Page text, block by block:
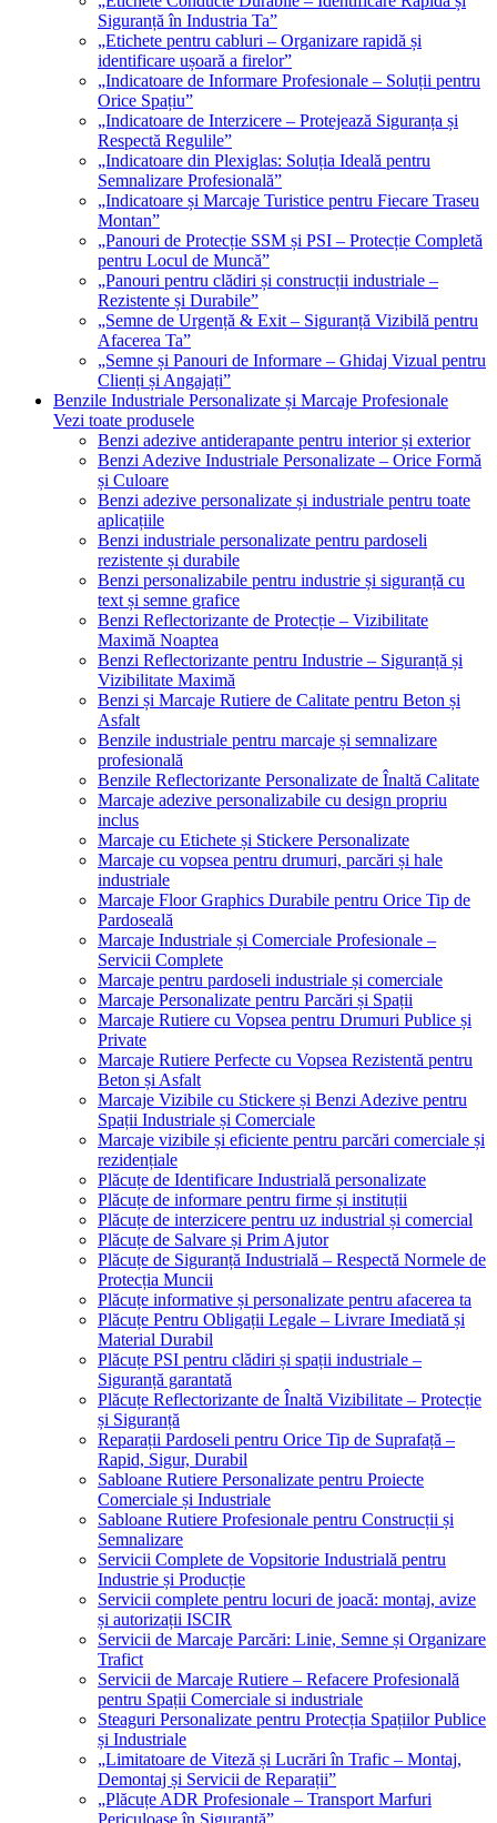
Siguranță în Industria Ta”
„Etichete pentru cabluri – Organizare rapidă și
identificare ușoară a firelor”
„Indicatoare de Informare Profesionale – Soluții pentru
Orice Spațiu”
„Indicatoare de Interzicere – Protejează Siguranța și
Respectă Regulile”
„Indicatoare din Plexiglas: Soluția Ideală pentru
Semnalizare Profesională”
„Indicatoare și Marcaje Turistice pentru Fiecare Traseu
Montan”
„Panouri de Protecție SSM și PSI – Protecție Completă
pentru Locul de Muncă”
„Panouri pentru clădiri și construcții industriale –
Rezistente și Durabile”
„Semne de Urgență & Exit – Siguranță Vizibilă pentru
Afacerea Ta”
„Semne și Panouri de Informare – Ghidaj Vizual pentru
Clienți și Angajați”
Benzile Industriale Personalizate și Marcaje Profesionale
Vezi toate produsele
Benzi adezive antiderapante pentru interior și exterior
Benzi Adezive Industriale Personalizate – Orice Formă
și Culoare
Benzi adezive personalizate și industriale pentru toate
aplicațiile
Benzi industriale personalizate pentru pardoseli
rezistente și durabile
Benzi personalizabile pentru industrie și siguranță cu
text și semne grafice
Benzi Reflectorizante de Protecție – Vizibilitate
Maximă Noaptea
Benzi Reflectorizante pentru Industrie – Siguranță și
Vizibilitate Maximă
Benzi și Marcaje Rutiere de Calitate pentru Beton și
Asfalt
Benzile industriale pentru marcaje și semnalizare
profesională
Benzile Reflectorizante Personalizate de Înaltă Calitate
Marcaje adezive personalizabile cu design propriu
inclus
Marcaje cu Etichete și Stickere Personalizate
Marcaje cu vopsea pentru drumuri, parcări și hale
industriale
Marcaje Floor Graphics Durabile pentru Orice Tip de
Pardoseală
Marcaje Industriale și Comerciale Profesionale –
Servicii Complete
Marcaje pentru pardoseli industriale și comerciale
Marcaje Personalizate pentru Parcări și Spații
Marcaje Rutiere cu Vopsea pentru Drumuri Publice și
Private
Marcaje Rutiere Perfecte cu Vopsea Rezistentă pentru
Beton și Asfalt
Marcaje Vizibile cu Stickere și Benzi Adezive pentru
Spații Industriale și Comerciale
Marcaje vizibile și eficiente pentru parcări comerciale și
rezidențiale
Plăcuțe de Identificare Industrială personalizate
Plăcuțe de informare pentru firme și instituții
Plăcuțe de interzicere pentru uz industrial și comercial
Plăcuțe de Salvare și Prim Ajutor
Plăcuțe de Siguranță Industrială – Respectă Normele de
Protecția Muncii
Plăcuțe informative și personalizate pentru afacerea ta
Plăcuțe Pentru Obligații Legale – Livrare Imediată și
Material Durabil
Plăcuțe PSI pentru clădiri și spații industriale –
Siguranță garantată
Plăcuțe Reflectorizante de Înaltă Vizibilitate – Protecție
și Siguranță
Reparații Pardoseli pentru Orice Tip de Suprafață –
Rapid, Sigur, Durabil
Sabloane Rutiere Personalizate pentru Proiecte
Comerciale și Industriale
Sabloane Rutiere Profesionale pentru Construcții și
Semnalizare
Servicii Complete de Vopsitorie Industrială pentru
Industrie și Producție
Servicii complete pentru locuri de joacă: montaj, avize
și autorizații ISCIR
Servicii de Marcaje Parcări: Linie, Semne și Organizare
Trafict
Servicii de Marcaje Rutiere – Refacere Profesională
pentru Spații Comerciale si industriale
Steaguri Personalizate pentru Protecția Spațiilor Publice
și Industriale
„Limitatoare de Viteză și Lucrări în Trafic – Montaj,
Demontaj și Servicii de Reparații”
„Plăcuțe ADR Profesionale – Transport Marfuri
Periculoase în Siguranță”